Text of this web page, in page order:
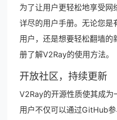
为了让用户更轻松地享受网
详尽的用户手册。无论您是
用户，还是想要轻松翻墙的
册了解V2Ray的使用方法。
开放社区，持续更新
V2Ray的开源性质使其成为
用户不仅可以通过GitHub